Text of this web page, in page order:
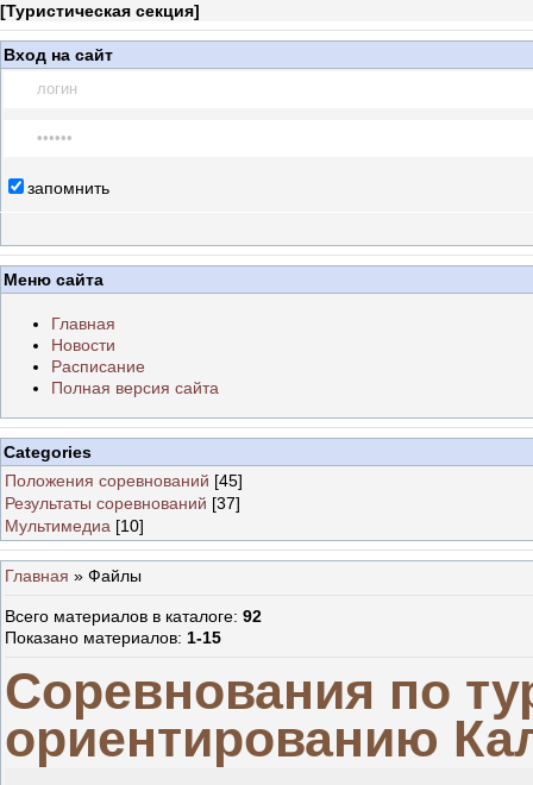
[Туристическая секция]
Вход на сайт
запомнить
Меню сайта
Главная
Новости
Расписание
Полная версия сайта
Categories
Положения соревнований [45]
Результаты соревнований [37]
Мультимедиа [10]
Главная » Файлы
Всего материалов в каталоге: 92
Показано материалов: 1-15
Соревнования по
ориентированию